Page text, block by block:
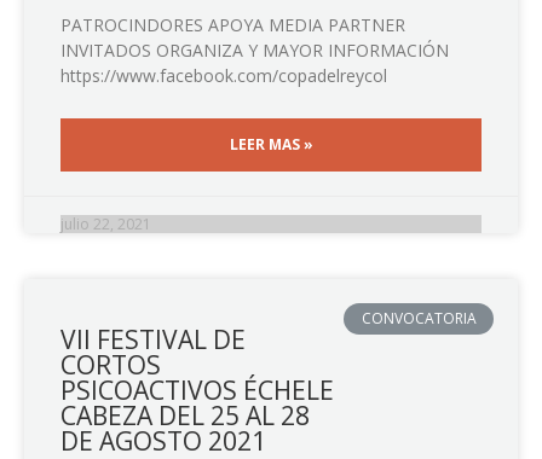
PATROCINDORES APOYA MEDIA PARTNER
INVITADOS ORGANIZA Y MAYOR INFORMACIÓN
https://www.facebook.com/copadelreycol
LEER MAS »
julio 22, 2021
CONVOCATORIA
VII FESTIVAL DE
CORTOS
PSICOACTIVOS ÉCHELE
CABEZA DEL 25 AL 28
DE AGOSTO 2021